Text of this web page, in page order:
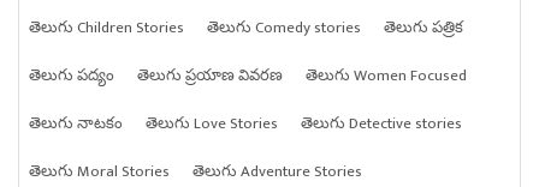
తెలుగు Children Stories
తెలుగు Comedy stories
తెలుగు పత్రిక
తెలుగు పద్యం
తెలుగు ప్రయాణ వివరణ
తెలుగు Women Focused
తెలుగు నాటకం
తెలుగు Love Stories
తెలుగు Detective stories
తెలుగు Moral Stories
తెలుగు Adventure Stories